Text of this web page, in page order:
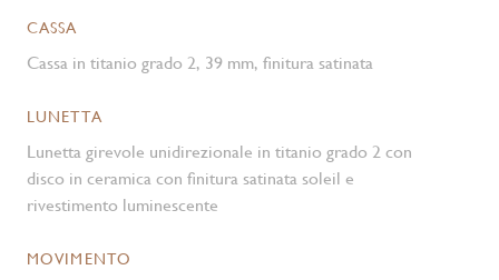
CASSA
Cassa in titanio grado 2, 39 mm, finitura satinata
LUNETTA
Lunetta girevole unidirezionale in titanio grado 2 con
disco in ceramica con finitura satinata soleil e
rivestimento luminescente
MOVIMENTO